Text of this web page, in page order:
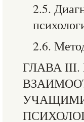
2.5.
2.6.
ГЛАВА